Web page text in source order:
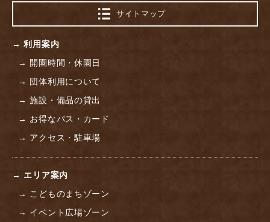
サイトマップ
→ 利用案内
→ 開園時間・休園日
→ 団体利用について
→ 施設・備品の貸出
→ お得なパス・カード
→ アクセス・駐車場
→ エリア案内
→ こどものまちゾーン
→ イベント広場ゾーン